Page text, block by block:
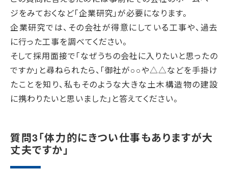
ジをみておくなど「企業研究」が必要になります。
企業研究では、その会社が得意にしている工事や、過去
に行った工事を調べてください。
そして採用面接で「なぜうちの会社に入りたいと思ったの
ですか」と尋ねられたら、「御社が○○や△△などを手掛け
たことを知り、私もそのような大きな土木構造物の建設
に携わりたいと思いました」と答えてください。
質問3「体力的にきつい仕事もありますが大
丈夫ですか」